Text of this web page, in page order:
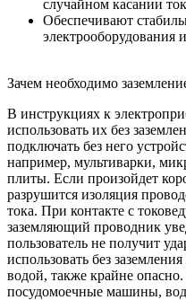
случайном касании
Обеспечивают
электрооборудования
Зачем необходимо
В инструкциях к
использовать их без
подключать без него
например, мультиварки,
плиты. Если произойдет
разрушится изоляция
тока. При контакте с
заземляющий проводник
пользователь не получит
использовать без
водой, также крайне
посудомоечные машины,